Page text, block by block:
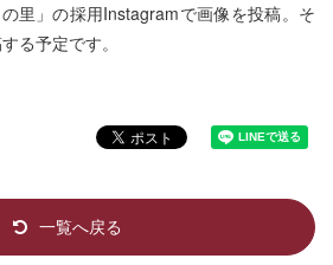
里」の採用Instagramで画像を投稿。そ
る予定です。
一覧へ戻る